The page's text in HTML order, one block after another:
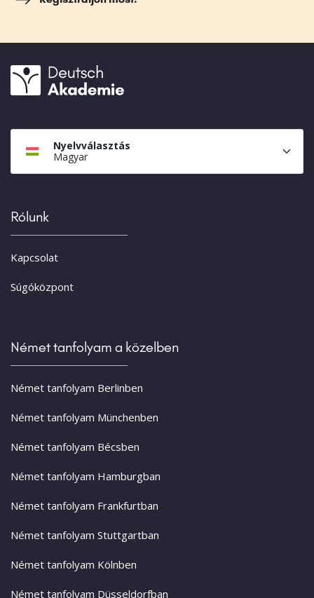
Nyelvválasztás
Magyar
Rólunk
Kapcsolat
Súgóközpont
Német tanfolyam a közelben
Német tanfolyam Berlinben
Német tanfolyam Münchenben
Német tanfolyam Bécsben
Német tanfolyam Hamburgban
Német tanfolyam Frankfurtban
Német tanfolyam Stuttgartban
Német tanfolyam Kölnben
Német tanfolyam Düsseldorfban